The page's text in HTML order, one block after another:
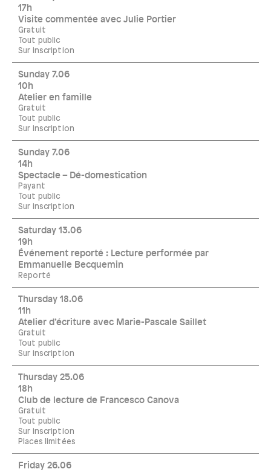
17h
Visite commentée avec Julie Portier
Gratuit
Tout public
Sur inscription
Sunday 7.06
10h
Atelier en famille
Gratuit
Tout public
Sur inscription
Sunday 7.06
14h
Spectacle – Dé-domestication
Payant
Tout public
Sur inscription
Saturday 13.06
19h
Événement reporté : Lecture performée par
Emmanuelle Becquemin
Reporté
Thursday 18.06
11h
Atelier d’écriture avec Marie-Pascale Saillet
Gratuit
Tout public
Sur inscription
Thursday 25.06
18h
Club de lecture de Francesco Canova
Gratuit
Tout public
Sur inscription
Places limitées
Friday 26.06